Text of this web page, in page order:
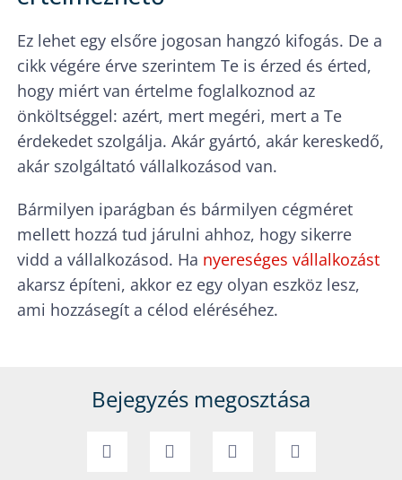
Ez lehet egy elsőre jogosan hangzó kifogás. De a
cikk végére érve szerintem Te is érzed és érted,
hogy miért van értelme foglalkoznod az
önköltséggel: azért, mert megéri, mert a Te
érdekedet szolgálja. Akár gyártó, akár kereskedő,
akár szolgáltató vállalkozásod van.
Bármilyen iparágban és bármilyen cégméret
mellett hozzá tud járulni ahhoz, hogy sikerre
vidd a vállalkozásod. Ha nyereséges vállalkozást
akarsz építeni, akkor ez egy olyan eszköz lesz,
ami hozzásegít a célod eléréséhez.
Bejegyzés megosztása